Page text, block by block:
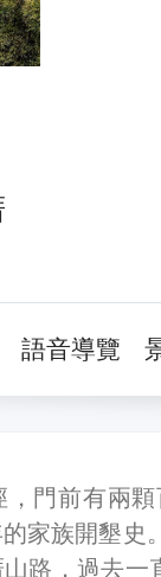
語音導覽
門前有兩
家族開墾史
路，過去一